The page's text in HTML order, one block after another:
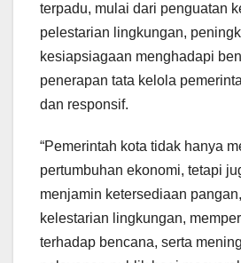
terpadu, mulai dari penguatan
pelestarian lingkungan,
kesiapsiagaan menghadapi
penerapan tata kelola
dan responsif.
“Pemerintah kota tidak hanya
pertumbuhan ekonomi, tetapi
menjamin ketersediaan
kelestarian lingkungan,
terhadap bencana, serta